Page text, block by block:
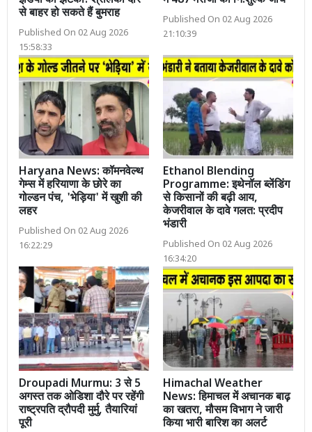
से बाहर हो सकते हैं बुमराह
Published On 02 Aug 2026
15:58:33
Published On 02 Aug 2026
21:10:39
Haryana News: कॉमनवेल्थ
गेम्स में हरियाणा के छोरे का
गोल्डन पंच, 'भेड़िया' में खुशी की
लहर
Published On 02 Aug 2026
16:22:29
Ethanol Blending
Programme: इथेनॉल ब्लेंडिंग
से किसानों की बढ़ी आय,
केजरीवाल के दावे गलत: प्रदीप
भंडारी
Published On 02 Aug 2026
16:34:20
Droupadi Murmu: 3 से 5
अगस्त तक ओडिशा दौरे पर रहेंगी
राष्ट्रपति द्रौपदी मुर्मु, तैयारियां
पूरी
Himachal Weather
News: हिमाचल में अचानक बाढ़
का खतरा, मौसम विभाग ने जारी
किया भारी बारिश का अलर्ट